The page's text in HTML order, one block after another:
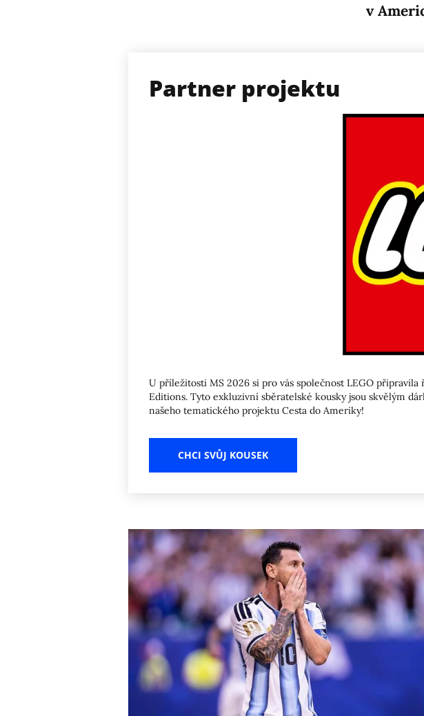
v
Partner projektu
U příležitosti MS 2026 si pro vás společnost LEGO
Editions. Tyto exkluzivní sběratelské kousky jsou skvělým
našeho tematického projektu Cesta do Ameriky!
CHCI SVŮJ KOUSEK